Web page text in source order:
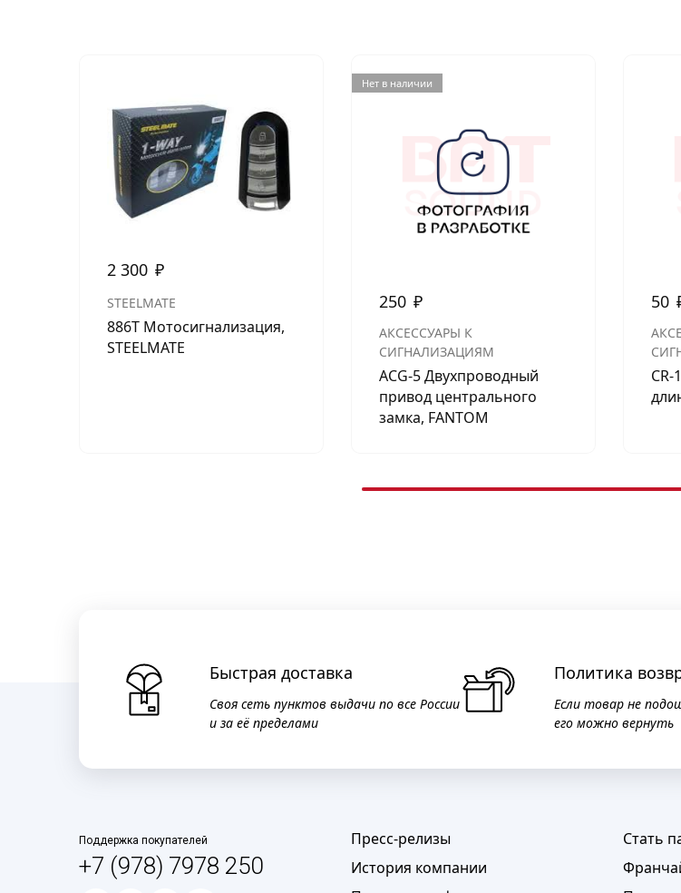
2 300 ₽
STEELMATE
886T Мотосигнализация,
STEELMATE
Нет в наличии
250 ₽
АКСЕССУАРЫ К
СИГНАЛИЗАЦИЯМ
ACG-5 Двухпроводный
привод центрального
замка, FANTOM
50
Быстрая доставка
Своя сеть пунктов выдачи по все России
и за её пределами
Политика
Если товар не
его можно вернуть
Поддержка покупателей
+7 (978) 7978 250
Пресс-релизы
История компании
Стать